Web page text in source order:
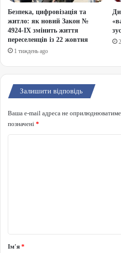
Безпека, цифровізація та
житло: як новий Закон №
4924-IX змінить життя
переселенців із 22 жовтня
1 тиждень ago
Залишити відповідь
Ваша e-mail адреса не
позначені *
Ім'я *